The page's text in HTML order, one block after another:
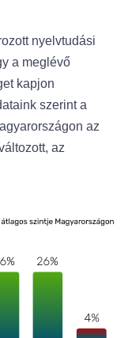
nyelvtudási
a meglévő
kapjon
szerint a
az
az